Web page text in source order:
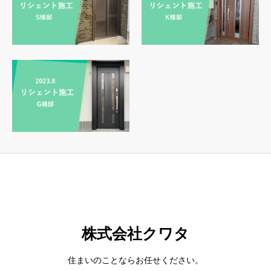
株式会社クワタ
住まいのことならお任せください。